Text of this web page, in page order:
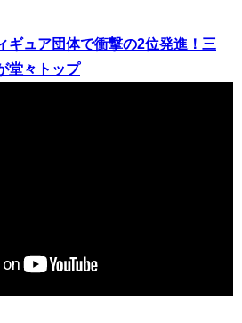
ギュア団体で衝撃の2位発進！三
堂々トップ